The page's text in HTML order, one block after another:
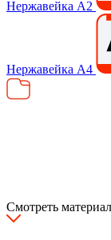
Нержавейка А2
Нержавейка А4
Смотреть